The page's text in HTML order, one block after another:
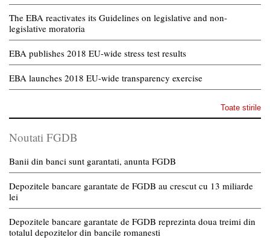
The EBA reactivates its Guidelines on legislative and non-
legislative moratoria
EBA publishes 2018 EU-wide stress test results
EBA launches 2018 EU-wide transparency exercise
Toate stirile
Noutati FGDB
Banii din banci sunt garantati, anunta FGDB
Depozitele bancare garantate de FGDB au crescut cu 13 miliarde
lei
Depozitele bancare garantate de FGDB reprezinta doua treimi din
totalul depozitelor din bancile romanesti